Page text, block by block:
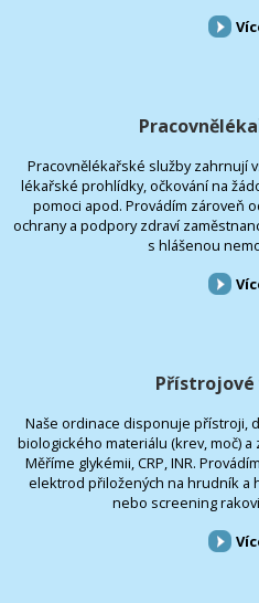
Pracovnělékařské služby zahrnují
lékařské prohlídky, očkování na
pomoci apod. Provádím zároveň
ochrany a podpory zdraví
s hlášenou
Přístrojové
Naše ordinace disponuje přístroji,
biologického materiálu (krev, moč)
Měříme glykémii, CRP, INR.
elektrod přiložených na hrudník a
nebo screening